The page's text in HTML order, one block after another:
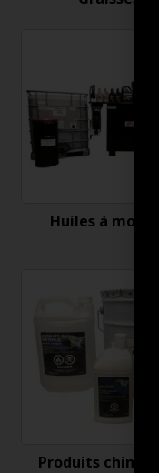
Huiles à moteur
Produits